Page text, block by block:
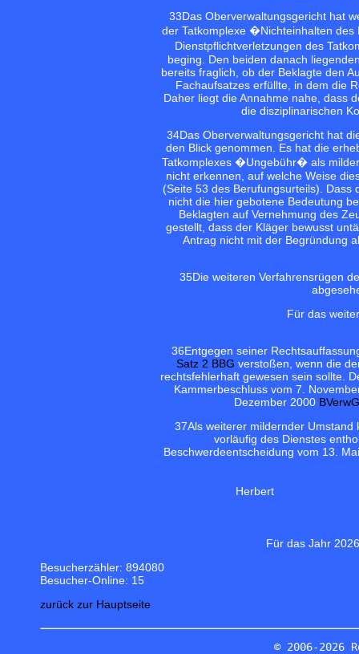
33Das Oberverwaltungsgericht hat
der Tatkomplexe �Nichteinhalten
Dienstpflichtverletzungen des
beging. Den beiden danach
bereits fraglich, ob der Beklagte den
Fachaufsatzes erfüllte, in dem die
Daher liegt die Annahme nahe, dass
die disziplinarischen
34Das Oberverwaltungsgericht hat
den Blick genommen. Es hat die
Tatkomplexes �Ungebühr� als
nicht erkennen, auf welche Weise
(Seite 53 des Berufungsurteils).
nicht die hier gebotene Bedeutung
Beklagten auf Vernehmung des
gestellt, dass der Kläger bewusst
Antrag nicht mit der Begründung
35Die weiteren Verfahrensrügen
Für das
36Entgegen seiner
Satz 2 BBG verstoßen, wenn die
rechtsfehlerhaft gewesen sein sollte.
Kammerbeschluss vom 7.
Dezember 2000
37Als weiterer mildernder
vorläufig des Dienstes
Beschwerdeentscheidung vom 13.
Herbert
Für das Jahr
Besucherzähler: 894080
Besucher-Online: 15
zurück zur Hauptseite
© 2006-2026